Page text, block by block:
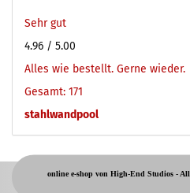
Sehr gut
4.96 / 5.00
Alles wie bestellt. Gerne wieder.
Gesamt: 171
stahlwandpool
online e-shop von High-End Studios -